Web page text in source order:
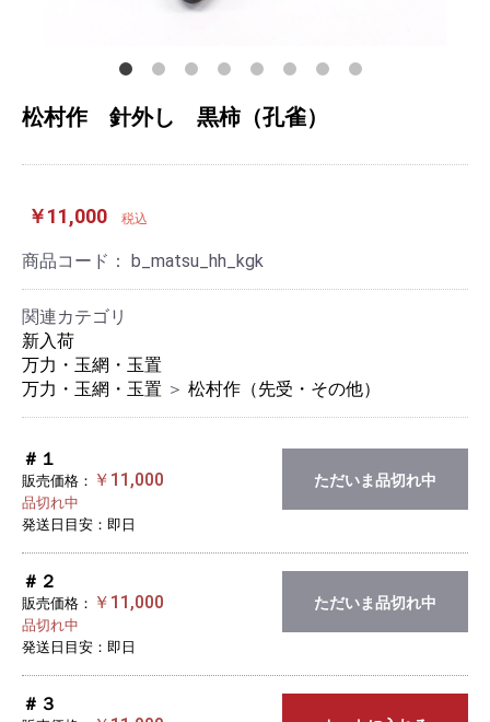
松村作 針外し 黒柿（孔雀）
￥11,000 税込
商品コード： b_matsu_hh_kgk
関連カテゴリ
新入荷
万力・玉網・玉置
万力・玉網・玉置 ＞ 松村作（先受・その他）
＃１
販売価格： ￥11,000
品切れ中
発送日目安：即日
ただいま品切れ中
＃２
販売価格： ￥11,000
品切れ中
発送日目安：即日
ただいま品切れ中
＃３